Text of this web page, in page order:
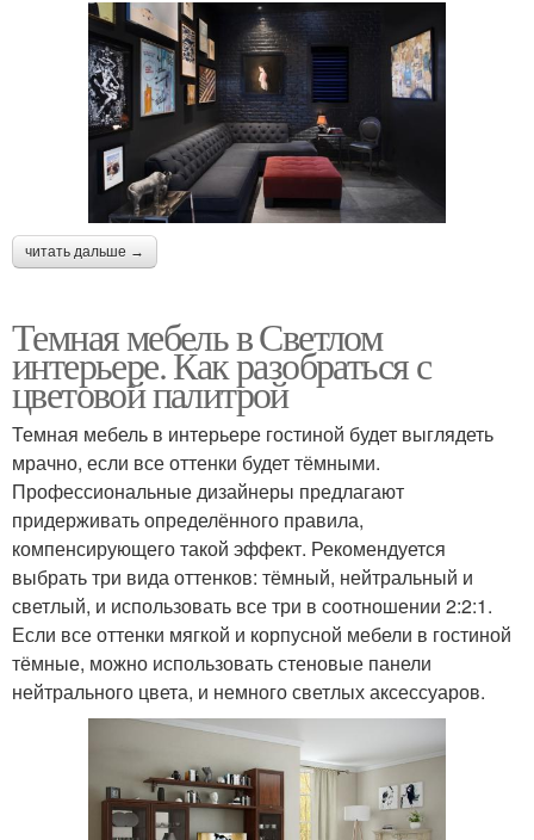
читать дальше →
Темная мебель в Светлом
интерьере. Как разобраться с
цветовой палитрой
Темная мебель в интерьере гостиной будет выглядеть
мрачно, если все оттенки будет тёмными.
Профессиональные дизайнеры предлагают
придерживать определённого правила,
компенсирующего такой эффект. Рекомендуется
выбрать три вида оттенков: тёмный, нейтральный и
светлый, и использовать все три в соотношении 2:2:1.
Если все оттенки мягкой и корпусной мебели в гостиной
тёмные, можно использовать стеновые панели
нейтрального цвета, и немного светлых аксессуаров.